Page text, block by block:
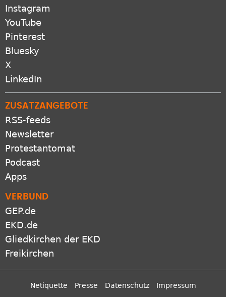
Instagram
YouTube
Pinterest
Bluesky
X
LinkedIn
ZUSATZANGEBOTE
RSS-feeds
Newsletter
Protestantomat
Podcast
Apps
VERBUND
GEP.de
EKD.de
Gliedkirchen der EKD
Freikirchen
Netiquette Presse Datenschutz Impressum